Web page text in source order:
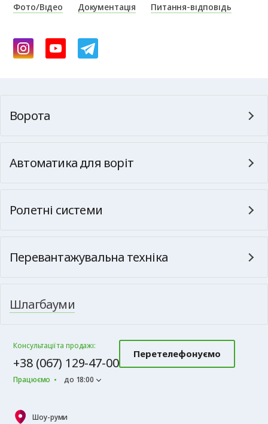
Фото/Відео
Документація Питання-відповідь
Ворота
Автоматика для воріт
Ролетні системи
Перевантажувальна техніка
Шлагбауми
Консультації та продажі:
+38 (067) 129-47-00
Працюємо до 18:00
Перетелефонуємо
Шоу-руми